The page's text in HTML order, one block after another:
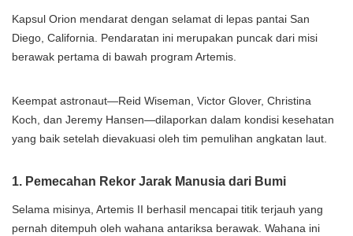
Kapsul Orion mendarat dengan selamat di lepas pantai San
Diego, California. Pendaratan ini merupakan puncak dari misi
berawak pertama di bawah program Artemis.
Keempat astronaut—Reid Wiseman, Victor Glover, Christina
Koch, dan Jeremy Hansen—dilaporkan dalam kondisi kesehatan
yang baik setelah dievakuasi oleh tim pemulihan angkatan laut.
1. Pemecahan Rekor Jarak Manusia dari Bumi
Selama misinya, Artemis II berhasil mencapai titik terjauh yang
pernah ditempuh oleh wahana antariksa berawak. Wahana ini